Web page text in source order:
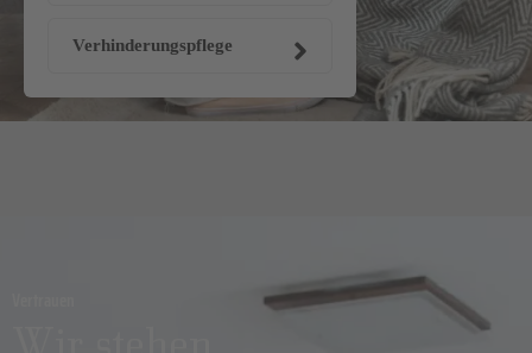
Verhinderungspflege